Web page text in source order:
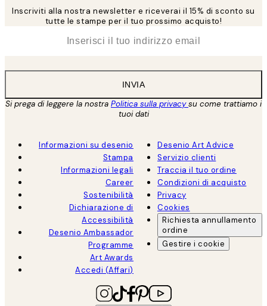
Inscriviti alla nostra newsletter e riceverai il 15% di sconto su
tutte le stampe per il tuo prossimo acquisto!
INVIA
Si prega di leggere la nostra Politica sulla privacysu come trattiamo i
tuoi dati
Informazioni su desenio
Stampa
Informazioni legali
Career
Sostenibilità
Dichiarazione di
Accessibilità
Desenio Ambassador
Programme
Art Awards
Accedi (Affari)
Desenio Art Advice
Servizio clienti
Traccia il tuo ordine
Condizioni di acquisto
Privacy
Cookies
Richiesta annullamento
ordine
Gestire i cookie